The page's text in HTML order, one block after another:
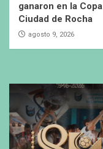
ganaron en la Copa
Ciudad de Rocha
agosto 9, 2026